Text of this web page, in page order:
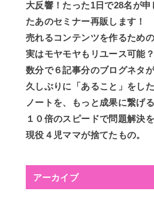
大反響！たった1日で28名が
たあのセミナー再販します！
売れるコンテンツを作るため
実はモヤモヤもリユース可能？
数分で６記事分のブログネタが
久しぶりに「あること」をし
ノートを、もっと成果に繋げる
１０倍のスピードで問題解決
現役４児ママが捨てたもの。
アーカイブ